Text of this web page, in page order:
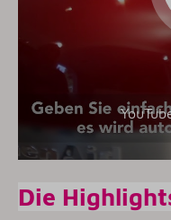
Die